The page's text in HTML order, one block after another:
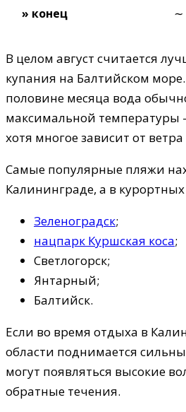
» конец ∼
В целом август считается
купания на Балтийском
половине месяца вода
максимальной температуры
хотя многое зависит от
Самые популярные пляжи
Калининграде, а в
Зеленоградск;
нацпарк Куршская коса;
Светлогорск;
Янтарный;
Балтийск.
Если во время отдыха в
области поднимается
могут появляться высокие
обратные течения.